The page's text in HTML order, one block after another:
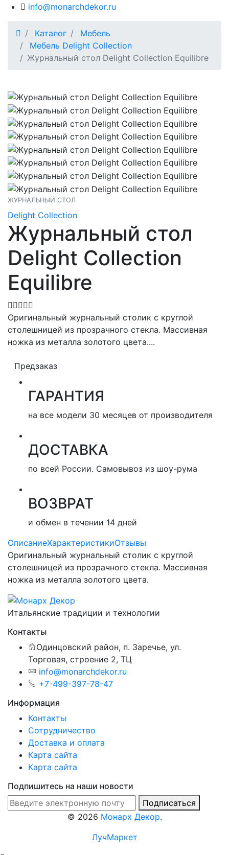
info@monarchdekor.ru
Каталог
Мебель
Мебель Delight Collection
Журнальный стол Delight Collection Equilibre
ЖУРНАЛЬНЫЙ СТОЛ
Delight Collection
Журнальный стол
Delight Collection
Equilibre
Оригинальный журнальный столик с круглой
столешницей из прозрачного стекла. Массивная
ножка из металла золотого цвета....
Предзаказ
ГАРАНТИЯ
на все модели 30 месяцев от производителя
ДОСТАВКА
по всей России. Самовывоз из шоу-рума
ВОЗВРАТ
и обмен в течении 14 дней
ОписаниеХарактеристикиОтзывы
Оригинальный журнальный столик с круглой
столешницей из прозрачного стекла. Массивная
ножка из металла золотого цвета.
Итальянские традиции и технологии
Контакты
Одинцовский район, п. Заречье, ул.
Торговая, строение 2, ТЦ
info@monarchdekor.ru
+7-499-397-78-47
Информация
Контакты
Сотрудничество
Доставка и оплата
Карта сайта
Карта сайта
Подпишитесь на наши новости
Подписаться
© 2026 Монарх Декор.
ЛучМаркет